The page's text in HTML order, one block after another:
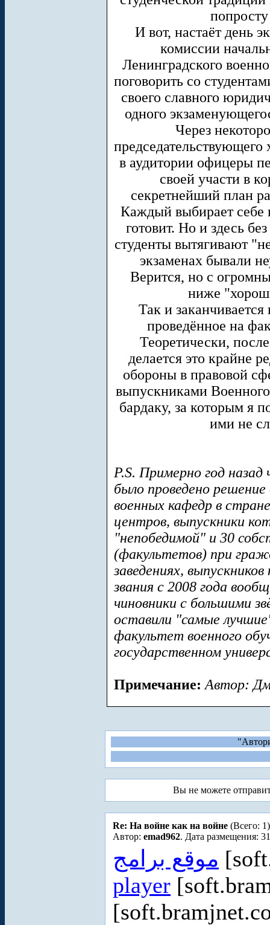
попросту
И вот, настаёт день
комиссии
Ленинградского
поговорить со
своего славного
одного
Через
председательствующего
в аудитории офицеры
своей участи в
секретнейший план
Каждый выбирает себе
готовит. Но и здесь
студенты вытягивают
экзаменах бывали
Верится, но с
ниже
Так и
проведённое на
Теоретически,
делается это крайне
обороны в правовой
выпускниками
бардаку, за которым я
ими не
P.S. Примерно год назад
было проведено
военных кафедр в
центров, выпускники
"непобедимой" и 30
(факультетов) при
заведениях,
звания с 2008 года
чиновники с большими
оставили "самые
факультет военного
государственном
Примечание: Автор:
Вы не можете
Re: На войне как на войне (Всего: 1)
Автор: emad962. Дата размещения:
موقع برامج
player